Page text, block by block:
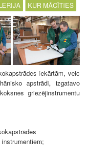
KUR MĀCĪTIES
iekārtām, veic
apstrādi, izgatavo
griezējinstrumentu